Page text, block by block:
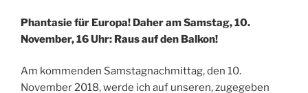
Phantasie für Europa! Daher am Samstag, 10.
November, 16 Uhr: Raus auf den Balkon!
Am kommenden Samstagnachmittag, den 10.
November 2018, werde ich auf unseren, zugegeben